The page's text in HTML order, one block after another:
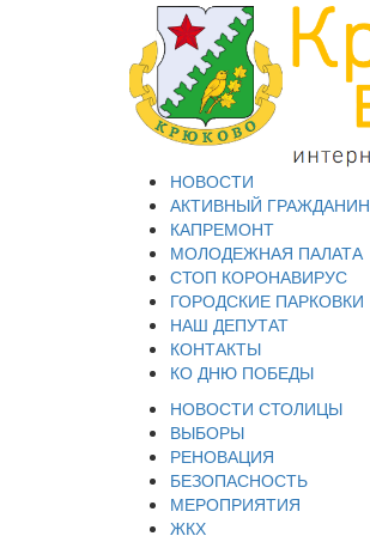
НОВОСТИ
АКТИВНЫЙ ГРАЖДАНИН
КАПРЕМОНТ
МОЛОДЕЖНАЯ ПАЛАТА
СТОП КОРОНАВИРУС
ГОРОДСКИЕ ПАРКОВКИ
НАШ ДЕПУТАТ
КОНТАКТЫ
КО ДНЮ ПОБЕДЫ
НОВОСТИ СТОЛИЦЫ
ВЫБОРЫ
РЕНОВАЦИЯ
БЕЗОПАСНОСТЬ
МЕРОПРИЯТИЯ
ЖКХ